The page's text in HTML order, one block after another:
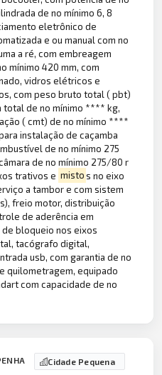
de no mínimo 6, 8
eletrônico de
e ou manual com no
a ré, com embreagem
mínimo 420 mm, com
vidros elétricos e
com peso bruto total ( pbt)
total de no mínimo **** kg,
( cmt) de no mínimo ****
instalação de caçamba
de no mínimo 275
de no mínimo 275/80 r
trativos e mistos no eixo
a tambor e com sistem
freio motor, distribuição
de aderência em
bloqueio nos eixos
tacógrafo digital,
usb, com garantia de no
quilometragem, equipado
com capacidade de no
Cidade Pequena